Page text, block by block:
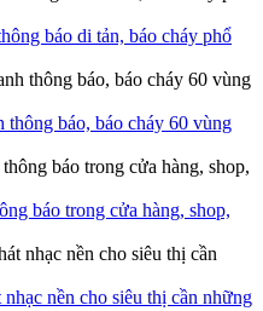
báo di tản, báo cháy phổ
thông báo, báo cháy 60 vùng
báo trong cửa hàng, shop,
nền cho siêu thị cần những